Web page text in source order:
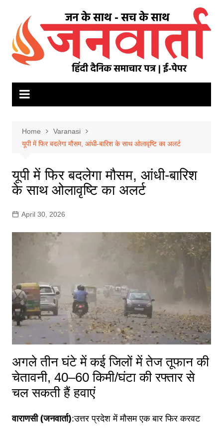
content
Home
Varanasi
यूपी में फिर बदलेगा मौसम, आंधी-बारिश के साथ ओलावृष्टि का अलर्ट
यूपी में फिर बदलेगा मौसम, आंधी-बारिश
के साथ ओलावृष्टि का अलर्ट
April 30, 2026
अगले तीन घंटे में कई जिलों में तेज तूफान की
चेतावनी, 40–60 किमी/घंटा की रफ्तार से
चल सकती हैं हवाएं
वाराणसी (जनवार्ता):उत्तर प्रदेश में मौसम एक बार फिर करवट